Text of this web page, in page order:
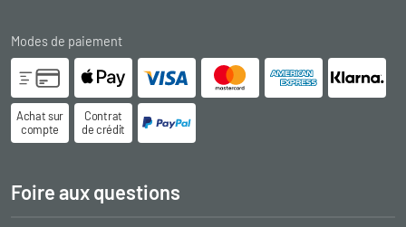
Modes de paiement
Achat sur
compte
Contrat
de crédit
Foire aux questions